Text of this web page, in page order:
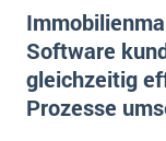
Suche
Vergleich
Auswahl
E-commerce
Finanzen
Grosshandel
Die 4
Offene Stellen bei
Über uns
DSGVO/GDPR
Software
gleichzeitig
Prozesse